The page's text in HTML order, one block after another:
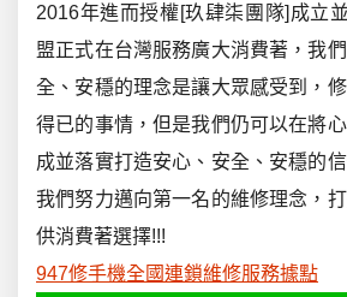
2016年進而授權[玖肆柒團隊]成立
盟正式在台灣服務廣大消費著，我
全、安穩的理念是讓大眾感受到，
得已的事情，但是我們仍可以在將
成並落實打造安心、安全、安穩的
我們努力邁向第一名的維修理念，
供消費著選擇!!!
947修手機全國連鎖維修服務據點